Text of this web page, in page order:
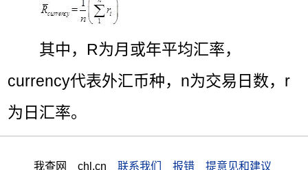
其中，R为月或年平均汇率，
currency代表外汇币种，n为交易日数，r
为日汇率。
我查网 chl.cn 联系我们 报错 提意见和建议